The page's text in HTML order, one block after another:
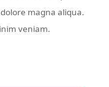
magna aliqua.
veniam.